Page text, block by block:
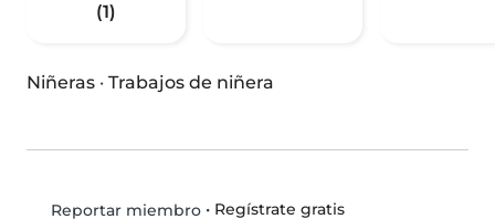
(1)
Niñeras · Trabajos de niñera
Reportar miembro• Regístrate gratis